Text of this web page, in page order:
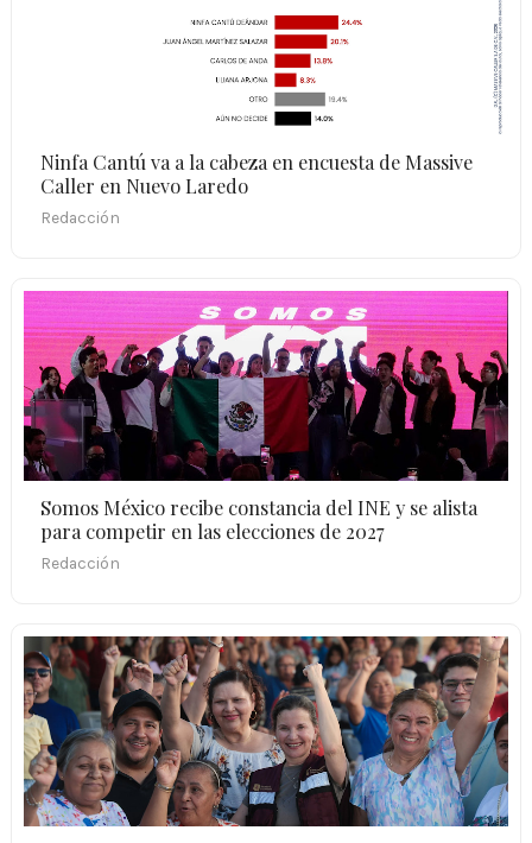
Ninfa Cantú va a la cabeza en encuesta de Massive
Caller en Nuevo Laredo
Redacción
Somos México recibe constancia del INE y se alista
para competir en las elecciones de 2027
Redacción